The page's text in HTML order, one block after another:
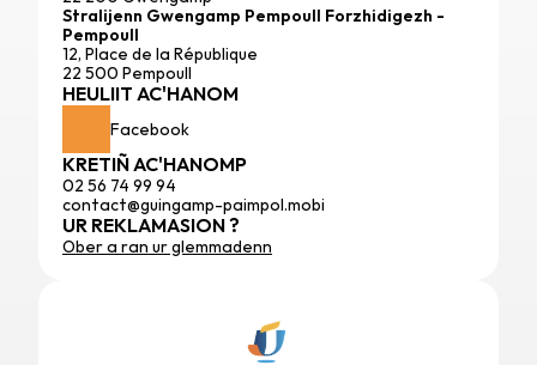
Stralijenn Gwengamp Pempoull Forzhidigezh -
Pempoull
12, Place de la République
22 500 Pempoull
HEULIIT AC'HANOM
Facebook
KRETIÑ AC'HANOMP
02 56 74 99 94
contact@guingamp-paimpol.mobi
UR REKLAMASION ?
Ober a ran ur glemmadenn